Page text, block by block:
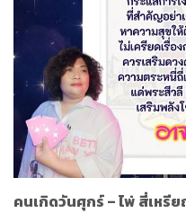
คนเกิดวันศุกร์–ไพ่ สี่เหรี